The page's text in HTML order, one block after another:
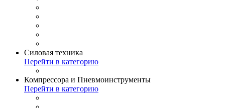
Силовая техника
Перейти в категорию
Компрессора и Пневмоинструменты
Перейти в категорию